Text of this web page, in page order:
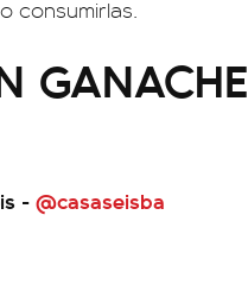
consumirlas.
GANACHE
- @casaseisba